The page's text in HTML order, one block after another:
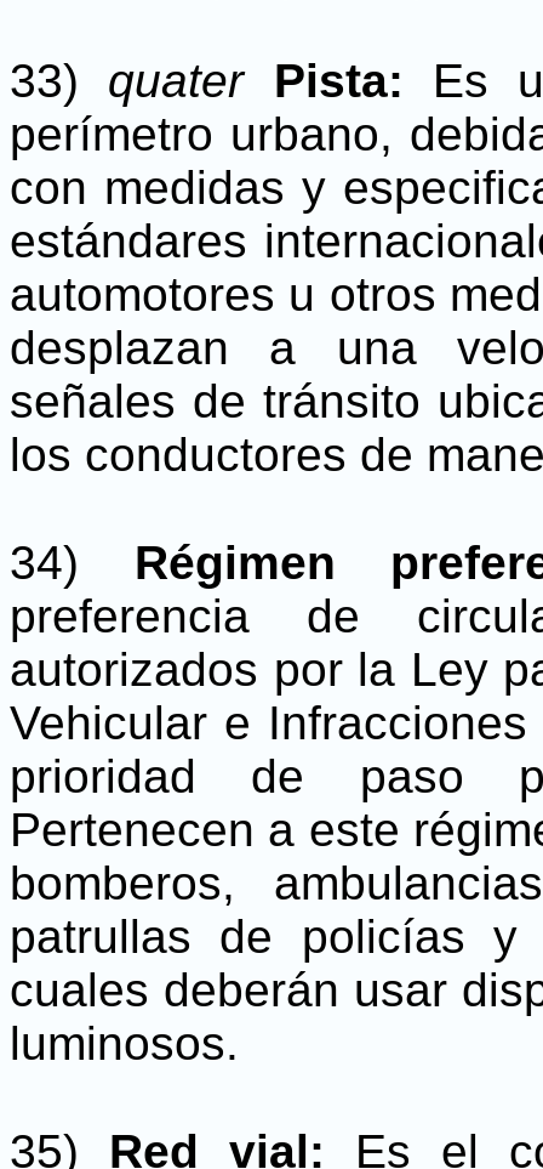
33) quater Pista: Es
perímetro urbano,
con medidas y
estándares
automotores u otros
desplazan a una
señales de tránsito
los conductores de
34) Régimen
preferencia de
autorizados por la Ley
Vehicular e
prioridad de paso
Pertenecen a este
bomberos,
patrullas de policías y
cuales deberán usar
luminosos.
35) Red vial: Es el